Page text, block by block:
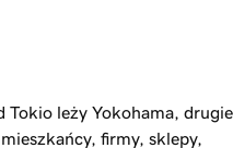
Tokio leży Yokohama, drugie
firmy, sklepy,